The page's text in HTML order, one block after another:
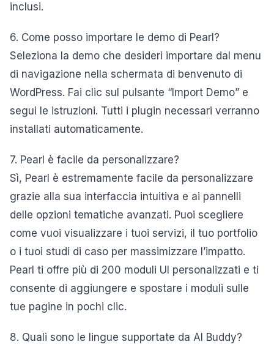
inclusi.
6. Come posso importare le demo di Pearl?
Seleziona la demo che desideri importare dal menu
di navigazione nella schermata di benvenuto di
WordPress. Fai clic sul pulsante “Import Demo” e
segui le istruzioni. Tutti i plugin necessari verranno
installati automaticamente.
7. Pearl è facile da personalizzare?
Sì, Pearl è estremamente facile da personalizzare
grazie alla sua interfaccia intuitiva e ai pannelli
delle opzioni tematiche avanzati. Puoi scegliere
come vuoi visualizzare i tuoi servizi, il tuo portfolio
o i tuoi studi di caso per massimizzare l’impatto.
Pearl ti offre più di 200 moduli UI personalizzati e ti
consente di aggiungere e spostare i moduli sulle
tue pagine in pochi clic.
8. Quali sono le lingue supportate da AI Buddy?